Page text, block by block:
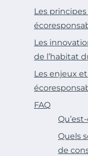
Les
Les
de l’habitat
Les enjeux
FAQ
Quels
de